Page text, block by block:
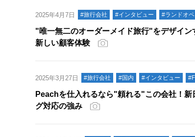
2025年4月7日 #旅行会社 #インタビュー #ランドオ
"唯一無二のオーダーメイド旅行"をデザイ
新しい顧客体験
2025年3月27日 #旅行会社 #国内 #インタビュー
Peachを仕入れるなら"頼れる"この会社！
グ対応の強み